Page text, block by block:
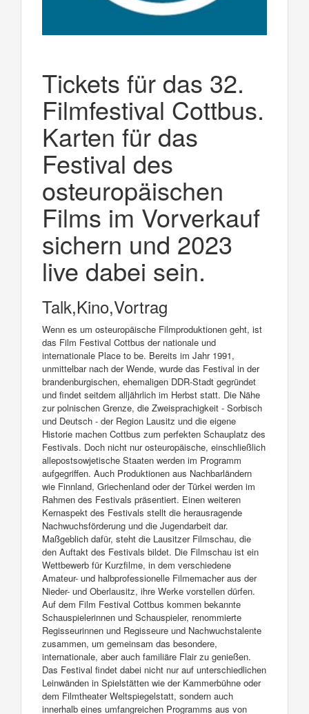
Tickets für das 32.
Filmfestival Cottbus.
Karten für das
Festival des
osteuropäischen
Films im Vorverkauf
sichern und 2023
live dabei sein.
Talk,Kino,Vortrag
Wenn es um osteuropäische Filmproduktionen geht, ist
das Film Festival Cottbus der nationale und
internationale Place to be. Bereits im Jahr 1991,
unmittelbar nach der Wende, wurde das Festival in der
brandenburgischen, ehemaligen DDR-Stadt gegründet
und findet seitdem alljährlich im Herbst statt. Die Nähe
zur polnischen Grenze, die Zweisprachigkeit - Sorbisch
und Deutsch - der Region Lausitz und die eigene
Historie machen Cottbus zum perfekten Schauplatz des
Festivals. Doch nicht nur osteuropäische, einschließlich
allepostsowjetische Staaten werden im Programm
aufgegriffen. Auch Produktionen aus Nachbarländern
wie Finnland, Griechenland oder der Türkei werden im
Rahmen des Festivals präsentiert. Einen weiteren
Kernaspekt des Festivals stellt die herausragende
Nachwuchsförderung und die Jugendarbeit dar.
Maßgeblich dafür, steht die Lausitzer Filmschau, die
den Auftakt des Festivals bildet. Die Filmschau ist ein
Wettbewerb für Kurzfilme, in dem verschiedene
Amateur- und halbprofessionelle Filmemacher aus der
Nieder- und Oberlausitz, ihre Werke vorstellen dürfen.
Auf dem Film Festival Cottbus kommen bekannte
Schauspielerinnen und Schauspieler, renommierte
Regisseurinnen und Regisseure und Nachwuchstalente
zusammen, um gemeinsam das besondere,
internationale, aber auch familiäre Flair zu genießen.
Das Festival findet dabei nicht nur auf unterschiedlichen
Leinwänden in Spielstätten wie der Kammerbühne oder
dem Filmtheater Weltspiegelstatt, sondern auch
innerhalb eines umfangreichen Programms aus von